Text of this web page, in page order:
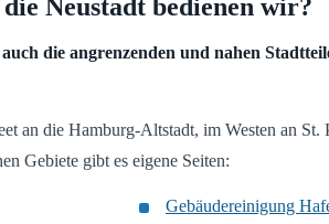
Neustadt bedienen wir?
die angrenzenden und nahen
an die Hamburg-Altstadt, im Westen an
Gebiete gibt es eigene Seiten:
Gebäudereinigung